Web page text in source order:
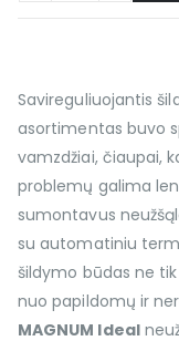
Savireguliuojantis
asortimentas buvo
vamzdžiai, čiaupai,
problemų galima
sumontavus
su automatiniu
šildymo būdas ne
nuo papildomų ir
MAGNUM Ideal